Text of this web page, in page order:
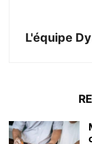
L'équipe